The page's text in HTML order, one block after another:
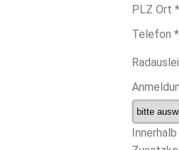
PLZ Ort *
Telefon *